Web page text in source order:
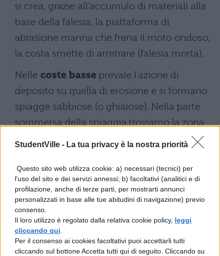
StudentVille - La tua privacy è la nostra priorità
Questo sito web utilizza cookie: a) necessari (tecnici) per
l'uso del sito e dei servizi annessi; b) facoltativi (analitici e di
profilazione, anche di terze parti, per mostrarti annunci
personalizzati in base alle tue abitudini di navigazione) previo
consenso.
Il loro utilizzo è regolato dalla relativa cookie policy, leggi
cliccando qui
Per il consenso ai cookies facoltativi puoi accettarli tutti
cliccando sul bottone Accetta tutti qui di seguito. Cliccando su
si crea, grazie all’accumulo di materiali alla
base della falesia, la piattaforma di
abrasione marina che frena il moto ondoso,
la costa smette di arretrare (falesia morta).
Nelle coste basse prevale l’azione di
deposito su quella di erosione e si formano
spiagge sabbiose (o ghiaiose). Nella parte
sommersa della spiaggia,troviamo la zona
dei frangenti(con le barre litoranee
si formano le correnti litoranee,che
trasportano grandi quantità di sedimenti
(trasporto litoraneo) lungo la costa, e le
correnti di risucchio, verso il largo. La zona
in cui si abbatte il frangente è la battigia:in
essa si verifica un continuo movimento di